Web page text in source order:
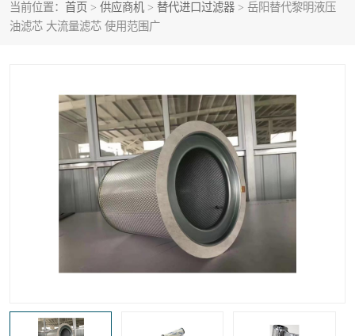
当前位置： 首页 > 供应商机 > 替代进口过滤器 > 岳阳替代黎明液压
油滤芯 大流量滤芯 使用范围广
甲醇过滤器 液氨除油除水过滤器
高炉煤气过滤器 替代进口过滤器
化工盐酸气聚结器 耐腐蚀除雾器滤芯